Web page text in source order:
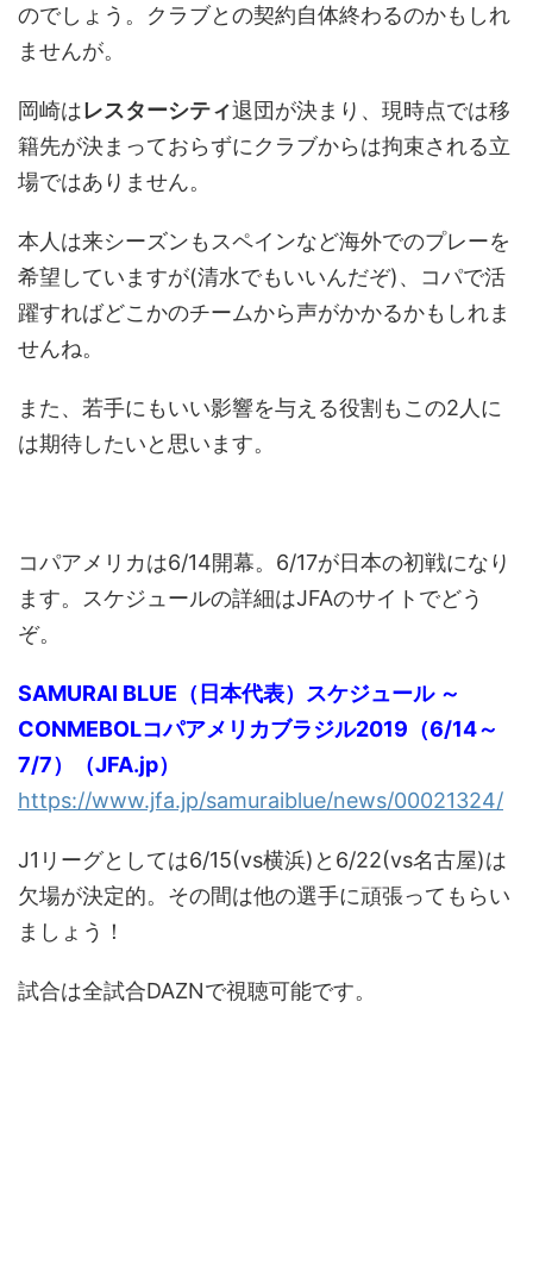
のでしょう。クラブとの契約自体終わるのかもしれ
ませんが。
岡崎はレスターシティ退団が決まり、現時点では移
籍先が決まっておらずにクラブからは拘束される立
場ではありません。
本人は来シーズンもスペインなど海外でのプレーを
希望していますが(清水でもいいんだぞ)、コパで活
躍すればどこかのチームから声がかかるかもしれま
せんね。
また、若手にもいい影響を与える役割もこの2人に
は期待したいと思います。
コパアメリカは6/14開幕。6/17が日本の初戦になり
ます。スケジュールの詳細はJFAのサイトでどう
ぞ。
SAMURAI BLUE（日本代表）スケジュール ～
CONMEBOLコパアメリカブラジル2019（6/14～
7/7）（JFA.jp）
https://www.jfa.jp/samuraiblue/news/00021324/
J1リーグとしては6/15(vs横浜)と6/22(vs名古屋)は
欠場が決定的。その間は他の選手に頑張ってもらい
ましょう！
試合は全試合DAZNで視聴可能です。